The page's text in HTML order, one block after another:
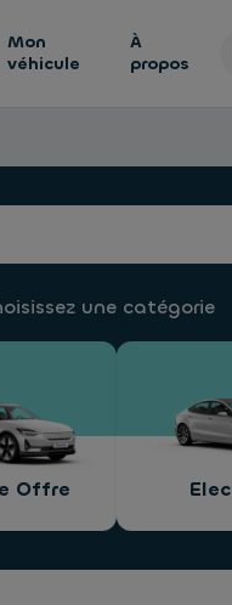
Mon
véhicule
À
propos
une catégorie
Offre